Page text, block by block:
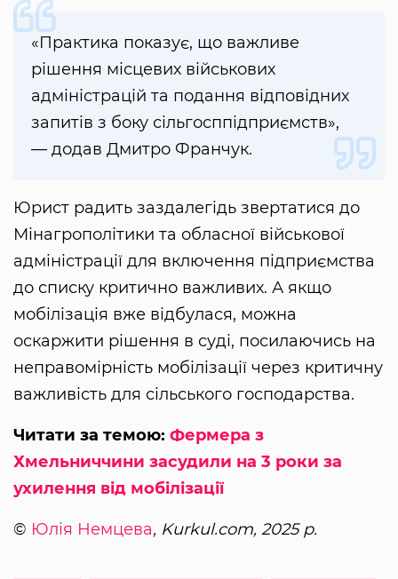
«Практика показує, що важливе
рішення місцевих військових
адміністрацій та подання відповідних
запитів з боку сільгосппідприємств»,
— додав Дмитро Франчук.
Юрист радить заздалегідь звертатися до
Мінагрополітики та обласної військової
адміністрації для включення підприємства
до списку критично важливих. А якщо
мобілізація вже відбулася, можна
оскаржити рішення в суді, посилаючись на
неправомірність мобілізації через критичну
важливість для сільського господарства.
Читати за темою: Фермера з
Хмельниччини засудили на 3 роки за
ухилення від мобілізації
© Юлія Немцева, Kurkul.com, 2025 р.